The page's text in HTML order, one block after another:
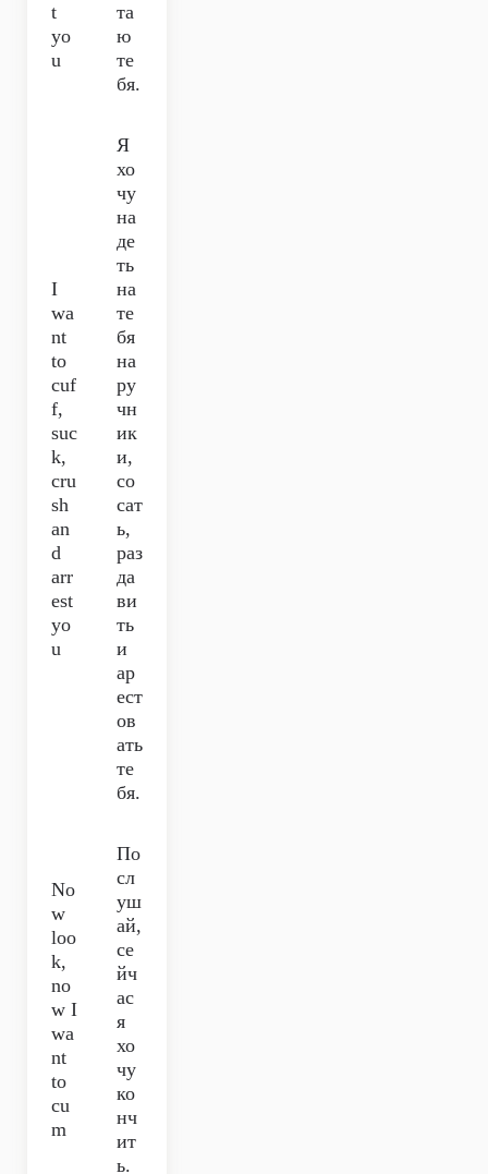
t
yo
u
та
ю
те
бя.
I
wa
nt
to
cuf
f,
suc
k,
cru
sh
an
d
arr
est
yo
u
Я
хо
чу
на
де
ть
на
те
бя
на
ру
чн
ик
и,
со
сат
ь,
раз
да
ви
ть
и
ар
ест
ов
ать
те
бя.
No
w
loo
k,
no
w I
wa
nt
to
cu
m
По
сл
уш
ай,
се
йч
ас
я
хо
чу
ко
нч
ит
ь.